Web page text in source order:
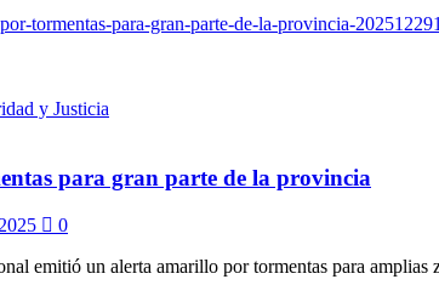
y Justicia
para gran parte de la provincia
0
emitió un alerta amarillo por tormentas para amplias